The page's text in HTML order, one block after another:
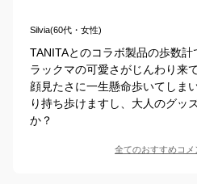
Silvia(60代・女性)
TANITAとのコラボ製品の歩数
ラックマの可愛さがじんわり来
顔見たさに一生懸命歩いてしま
り持ち歩けますし、大人のグッ
か？
全てのおすすめコメ